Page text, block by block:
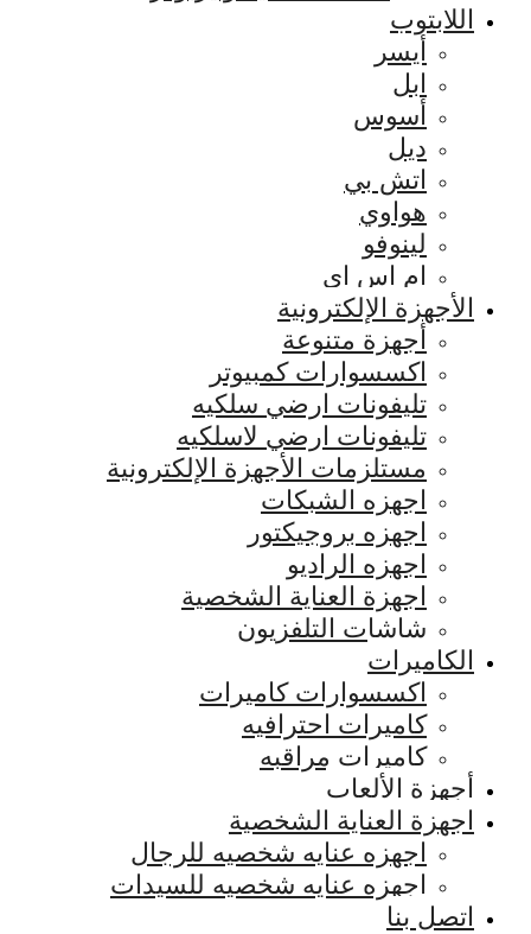
اللابتوب
أيسر
ابل
أسوس
ديل
اتش بي
هواوي
لينوفو
ام اس اي
الأجهزة الإلكترونية
أجهزة متنوعة
اكسسوارات كمبيوتر
تليفونات ارضي سلكيه
تليفونات ارضي لاسلكيه
مستلزمات الأجهزة الإلكترونية
اجهزه الشبكات
اجهزه بروجيكتور
اجهزه الراديو
اجهزة العناية الشخصية
شاشات التلفزيون
الكاميرات
اكسسوارات كاميرات
كاميرات احترافيه
كاميرات مراقبه
أجهزة الألعاب
اجهزة العناية الشخصية
اجهزه عنايه شخصيه للرجال
اجهزه عنايه شخصيه للسيدات
اتصل بنا